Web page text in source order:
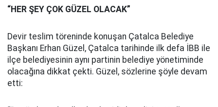
“HER ŞEY ÇOK GÜZEL OLACAK”
Devir teslim töreninde konuşan Çatalca Belediye
Başkanı Erhan Güzel, Çatalca tarihinde ilk defa İBB ile
ilçe belediyesinin aynı partinin belediye yönetiminde
olacağına dikkat çekti. Güzel, sözlerine şöyle devam
etti: